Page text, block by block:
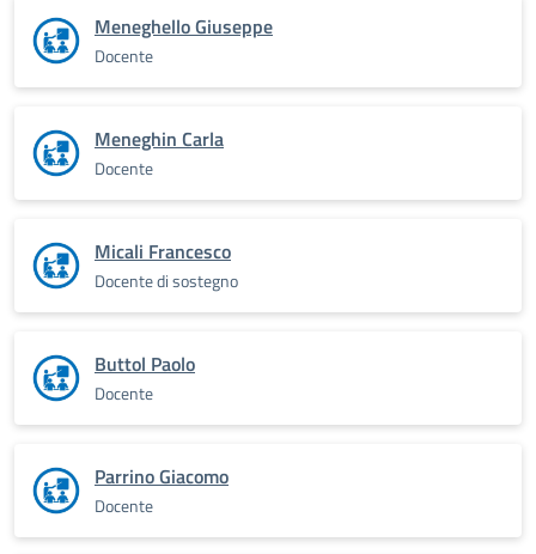
Meneghello Giuseppe
Docente
Meneghin Carla
Docente
Micali Francesco
Docente di sostegno
Buttol Paolo
Docente
Parrino Giacomo
Docente